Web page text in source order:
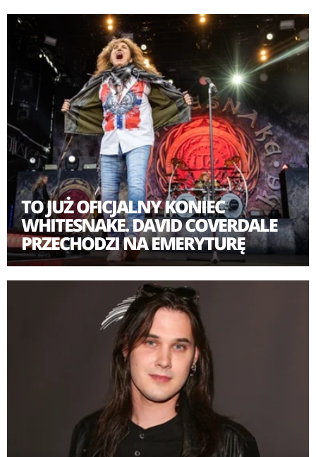
TO JUŻ OFICJALNY KONIEC
WHITESNAKE. DAVID COVERDALE
PRZECHODZI NA EMERYTURĘ